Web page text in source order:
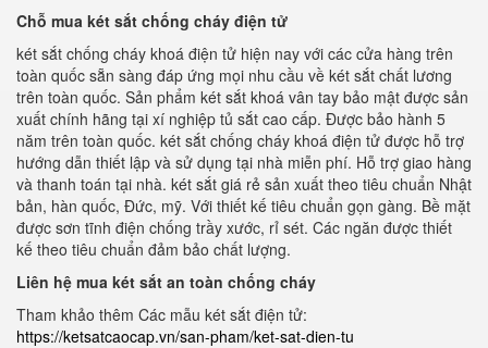
Chỗ mua két sắt chống cháy điện tử
két sắt chống cháy khoá điện tử hiện nay với các cửa hàng trên
toàn quốc sẵn sàng đáp ứng mọi nhu cầu về két sắt chất lương
trên toàn quốc. Sản phẩm két sắt khoá vân tay bảo mật được sản
xuất chính hãng tại xí nghiệp tủ sắt cao cấp. Được bảo hành 5
năm trên toàn quốc. két sắt chống cháy khoá điện tử được hỗ trợ
hướng dẫn thiết lập và sử dụng tại nhà miễn phí. Hỗ trợ giao hàng
và thanh toán tại nhà. két sắt giá rẻ sản xuất theo tiêu chuẩn Nhật
bản, hàn quốc, Đức, mỹ. Với thiết kế tiêu chuẩn gọn gàng. Bề mặt
được sơn tĩnh điện chống trầy xước, rỉ sét. Các ngăn được thiết
kế theo tiêu chuẩn đảm bảo chất lượng.
Liên hệ mua két sắt an toàn chống cháy
Tham khảo thêm Các mẫu két sắt điện tử:
https://ketsatcaocap.vn/san-pham/ket-sat-dien-tu